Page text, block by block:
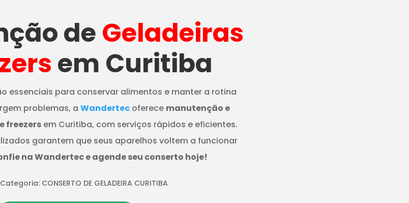
de Geladeiras
em Curitiba
essenciais para conservar alimentos e manter a rotina
problemas, a Wandertecoferece manutenção e
freezers em Curitiba, com serviços rápidos e eficientes.
garantem que seus aparelhos voltem a funcionar
na Wandertec e agende seu conserto hoje!
Categoria: CONSERTO DE GELADEIRA CURITIBA